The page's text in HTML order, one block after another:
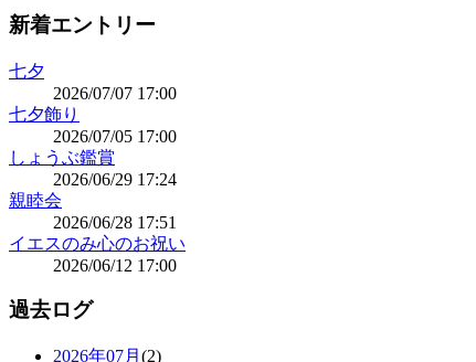
新着エントリー
七夕
2026/07/07 17:00
七夕飾り
2026/07/05 17:00
しょうぶ鑑賞
2026/06/29 17:24
親睦会
2026/06/28 17:51
イエスのみ心のお祝い
2026/06/12 17:00
過去ログ
2026年07月 (2)